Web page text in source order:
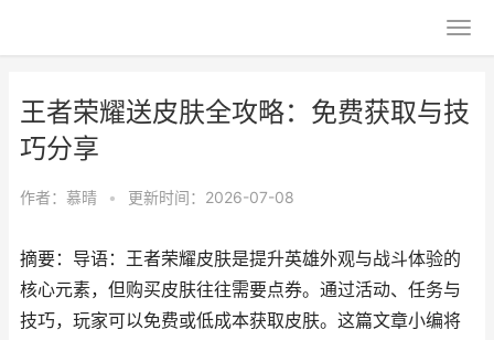
王者荣耀送皮肤全攻略：免费获取与技
巧分享
作者： 慕晴 • 更新时间：2026-07-08
摘要：导语：王者荣耀皮肤是提升英雄外观与战斗体验的
核心元素，但购买皮肤往往需要点券。通过活动、任务与
技巧，玩家可以免费或低成本获取皮肤。这篇文章小编将